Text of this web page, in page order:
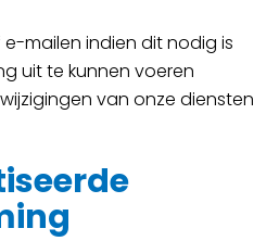
e-mailen indien dit nodig is
uit te kunnen voeren
van onze diensten